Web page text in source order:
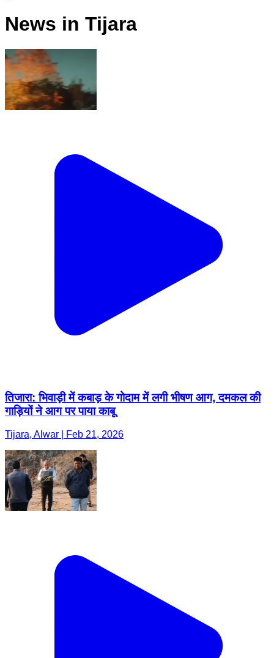
News in Tijara
तिजारा: भिवाड़ी में कबाड़ के गोदाम में लगी भीषण आग, दमकल की
गाड़ियों ने आग पर पाया काबू
Tijara, Alwar | Feb 21, 2026